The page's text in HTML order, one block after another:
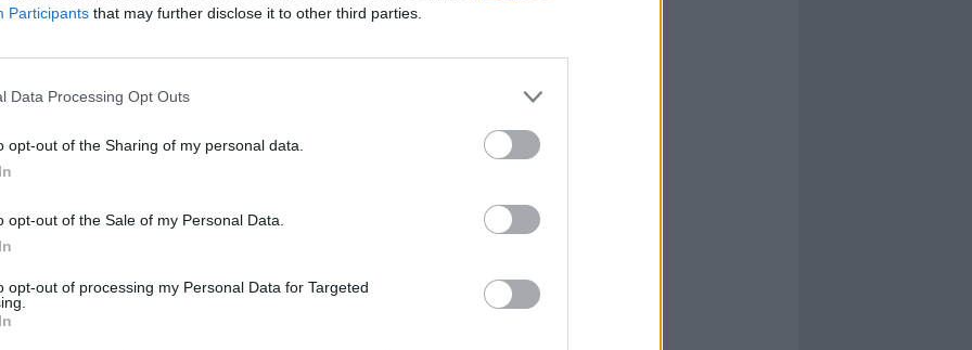
Participants that may further disclose it to other third parties.
Data Processing Opt Outs
opt-out of the Sharing of my personal data.
opt-out of the Sale of my Personal Data.
opt-out of processing my Personal Data for Targeted
è
risolvere il
di